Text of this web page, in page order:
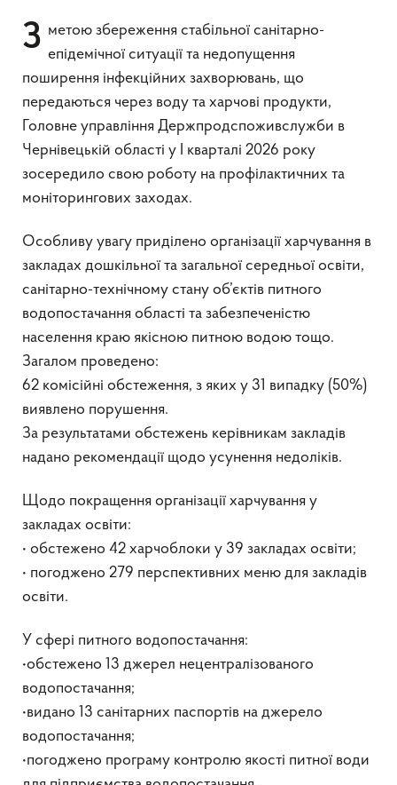
З метою збереження стабільної санітарно- епідемічної ситуації та недопущення
поширення інфекційних захворювань, що
передаються через воду та харчові продукти,
Головне управління Держпродспоживслужби в
Чернівецькій області у І кварталі 2026 року
зосередило свою роботу на профілактичних та
моніторингових заходах.
Особливу увагу приділено організації харчування в
закладах дошкільної та загальної середньої освіти,
санітарно-технічному стану об’єктів питного
водопостачання області та забезпеченістю
населення краю якісною питною водою тощо.
Загалом проведено:
62 комісійні обстеження, з яких у 31 випадку (50%)
виявлено порушення.
За результатами обстежень керівникам закладів
надано рекомендації щодо усунення недоліків.
Щодо покращення організації харчування у
закладах освіти:
• обстежено 42 харчоблоки у 39 закладах освіти;
• погоджено 279 перспективних меню для закладів
освіти.
У сфері питного водопостачання:
•обстежено 13 джерел нецентралізованого
водопостачання;
•видано 13 санітарних паспортів на джерело
водопостачання;
•погоджено програму контролю якості питної води